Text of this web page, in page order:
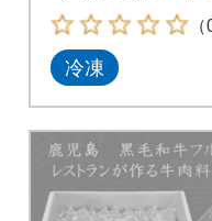
（
冷凍